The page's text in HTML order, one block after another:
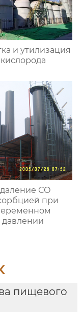
и утилизация
кислорода
СО
при
давлении
пищевого